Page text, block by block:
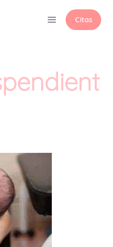
Citas